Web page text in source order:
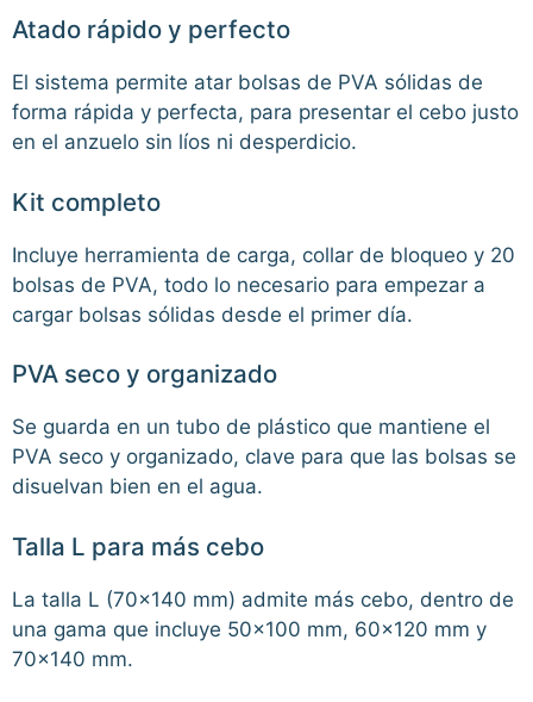
Atado rápido y perfecto
El sistema permite atar bolsas de PVA sólidas de
forma rápida y perfecta, para presentar el cebo justo
en el anzuelo sin líos ni desperdicio.
Kit completo
Incluye herramienta de carga, collar de bloqueo y 20
bolsas de PVA, todo lo necesario para empezar a
cargar bolsas sólidas desde el primer día.
PVA seco y organizado
Se guarda en un tubo de plástico que mantiene el
PVA seco y organizado, clave para que las bolsas se
disuelvan bien en el agua.
Talla L para más cebo
La talla L (70×140 mm) admite más cebo, dentro de
una gama que incluye 50×100 mm, 60×120 mm y
70×140 mm.